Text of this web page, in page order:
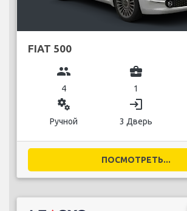
FIAT 500
group
4
business_center
1
miscellaneous_services
Ручной
login
3 Дверь
ПОСМОТРЕТЬ...